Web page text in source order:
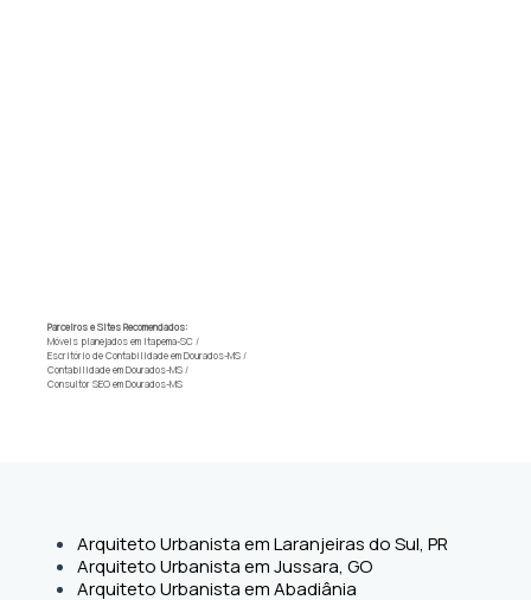
Parceiros e Sites Recomendados:
Móveis planejados em Itapema-SC /
Escritório de Contabilidade em Dourados-MS /
Contabilidade em Dourados-MS /
Consultor SEO em Dourados-MS
Arquiteto Urbanista em Laranjeiras do Sul, PR
Arquiteto Urbanista em Jussara, GO
Arquiteto Urbanista em Abadiânia